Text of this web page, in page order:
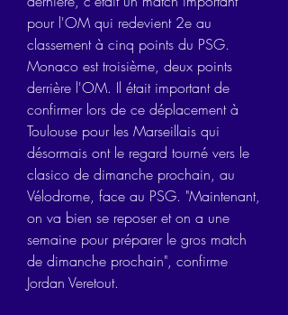
pour l'OM qui redevient 2e au
classement à cinq points du PSG.
Monaco est troisième, deux points
derrière l'OM. Il était important de
confirmer lors de ce déplacement à
Toulouse pour les Marseillais qui
désormais ont le regard tourné vers le
clasico de dimanche prochain, au
Vélodrome, face au PSG. "Maintenant,
on va bien se reposer et on a une
semaine pour préparer le gros match
de dimanche prochain", confirme
Jordan Veretout.